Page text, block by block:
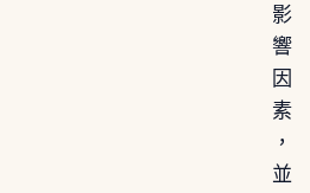
影
響
因
素
，
並